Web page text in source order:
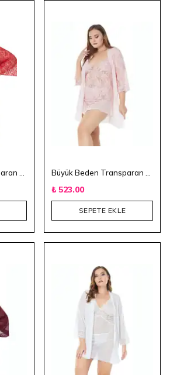
₺ 523.00
SEPETE EKLE